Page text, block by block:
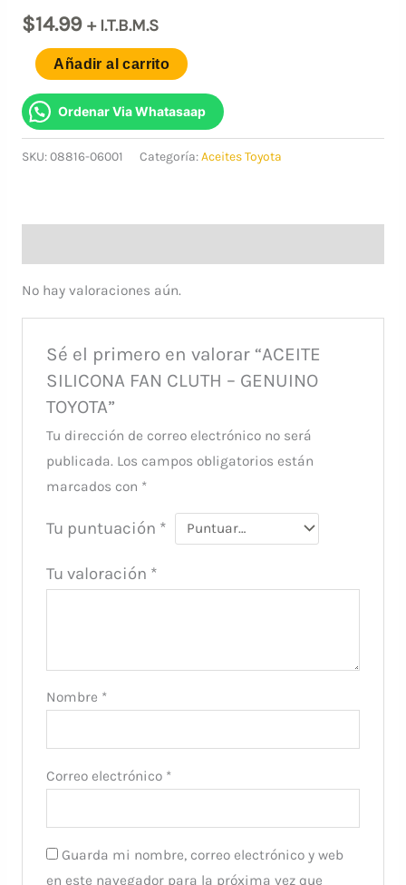
$14.99 + I.T.B.M.S
ACEITE
SILICONA
FAN
CLUTH
-
Añadir al carrito
Ordenar Via Whatasaap
SKU:08816-06001 Categoría:Aceites Toyota
No hay valoraciones aún.
Sé el primero en valorar “ACEITE
SILICONA FAN CLUTH – GENUINO
TOYOTA”
Tu dirección de correo electrónico no será
publicada. Los campos obligatorios están
marcados con *
Tu puntuación *
Tu valoración *
Nombre *
Correo electrónico *
Guarda mi nombre, correo electrónico y web
en este navegador para la próxima vez que